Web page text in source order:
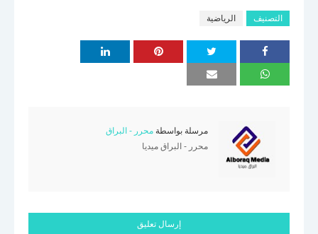
التصنيف الرياضية
مرسلة بواسطة محرر - البراق
محرر - البراق ميديا
إرسال تعليق